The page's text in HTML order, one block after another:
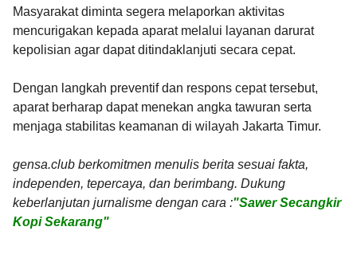
Masyarakat diminta segera melaporkan aktivitas
mencurigakan kepada aparat melalui layanan darurat
kepolisian agar dapat ditindaklanjuti secara cepat.
Dengan langkah preventif dan respons cepat tersebut,
aparat berharap dapat menekan angka tawuran serta
menjaga stabilitas keamanan di wilayah Jakarta Timur.
gensa.club berkomitmen menulis berita sesuai fakta,
independen, tepercaya, dan berimbang. Dukung
keberlanjutan jurnalisme dengan cara :"Sawer Secangkir
Kopi Sekarang"